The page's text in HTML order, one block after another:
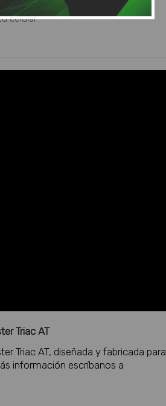
celular.
Triac AT
Triac AT, diseñada y fabricada para
información escríbanos a